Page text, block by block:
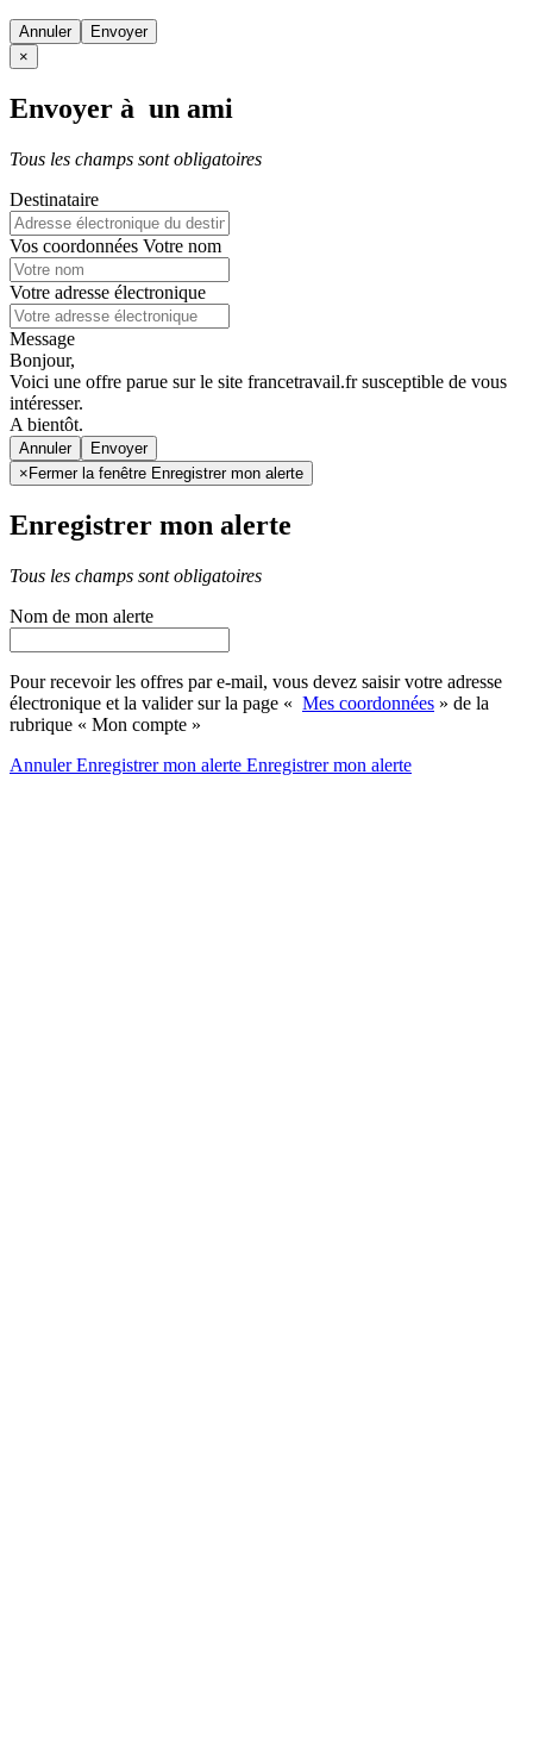
Annuler
×
Envoyer à un ami
Tous les champs sont obligatoires
Destinataire
Vos coordonnées Votre nom
Votre adresse électronique
Message
Bonjour,
Voici une offre parue sur le site francetravail.fr susceptible de vous
intéresser.
A bientôt.
Annuler
× Fermer la fenêtre Enregistrer mon alerte
Enregistrer mon alerte
Tous les champs sont obligatoires
Nom de mon alerte
Pour recevoir les offres par e-mail, vous devez saisir votre adresse
électronique et la valider sur la page « Mes coordonnées » de la
rubrique « Mon compte »
AnnulerEnregistrer mon alerte Enregistrermon alerte